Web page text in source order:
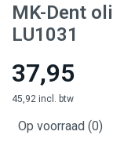
MK-Dent
LU1031
37,95
45,92 incl. btw
Op voorraad (0)